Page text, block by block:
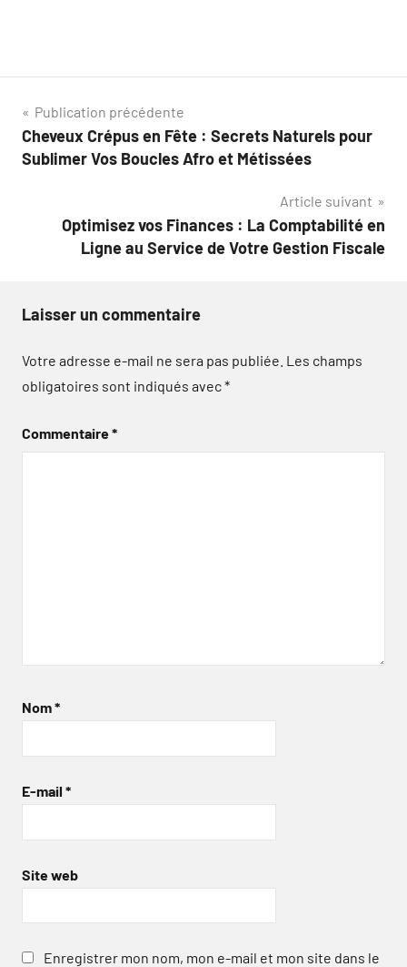
Navigation
de
Publication précédente
Cheveux Crépus en Fête : Secrets Naturels pour
Sublimer Vos Boucles Afro et Métissées
Article suivant
Optimisez vos Finances : La Comptabilité en
Ligne au Service de Votre Gestion Fiscale
Laisser un commentaire
Votre adresse e-mail ne sera pas publiée. Les champs
obligatoires sont indiqués avec*
Commentaire*
Nom*
E-mail *
Site web
Enregistrer mon nom, mon e-mail et mon site dans le